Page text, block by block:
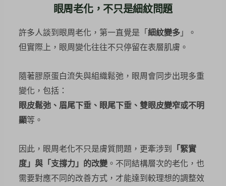
眼周老化，不只是細紋問題
許多人談到眼周老化，第一直覺是「細紋變多」。
但實際上，眼周變化往往不只停留在表層肌膚。
隨著膠原蛋白流失與組織鬆弛，眼周會同步出現多重
變化，包括：
眼皮鬆弛、眉尾下垂、眼尾下垂、雙眼皮變窄或不明
顯等。
因此，眼周老化不只是膚質問題，更牽涉到 「緊實
度」與「支撐力」的改變 。不同結構層次的老化，也
需要對應不同的改善方式，才能達到較理想的調整效